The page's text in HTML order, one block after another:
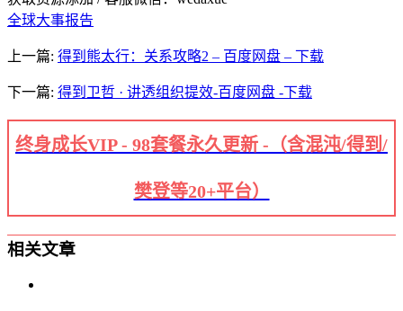
全球大事报告
上一篇: 得到熊太行：关系攻略2 – 百度网盘 – 下载
下一篇: 得到卫哲 · 讲透组织提效-百度网盘 -下载
终身成长VIP - 98套餐永久更新 -（含混沌/得到/
樊登等20+平台）
相关文章